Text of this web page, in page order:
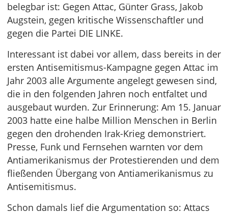
belegbar ist: Gegen Attac, Günter Grass, Jakob
Augstein, gegen kritische Wissenschaftler und
gegen die Partei DIE LINKE.
Interessant ist dabei vor allem, dass bereits in der
ersten Antisemitismus-Kampagne gegen Attac im
Jahr 2003 alle Argumente angelegt gewesen sind,
die in den folgenden Jahren noch entfaltet und
ausgebaut wurden. Zur Erinnerung: Am 15. Januar
2003 hatte eine halbe Million Menschen in Berlin
gegen den drohenden Irak-Krieg demonstriert.
Presse, Funk und Fernsehen warnten vor dem
Antiamerikanismus der Protestierenden und dem
fließenden Übergang von Antiamerikanismus zu
Antisemitismus.
Schon damals lief die Argumentation so: Attacs